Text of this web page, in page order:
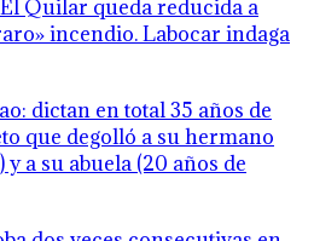
Quilar queda reducida a
incendio. Labocar indaga
dictan en total 35 años de
que degolló a su hermano
y a su abuela (20 años de